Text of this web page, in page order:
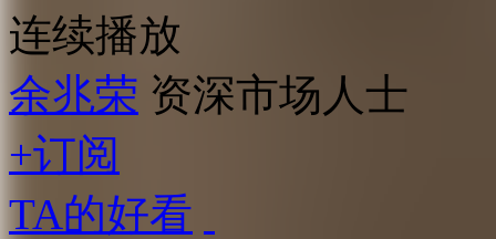
连续播放
余兆荣 资深市场人士
+订阅
TA的好看